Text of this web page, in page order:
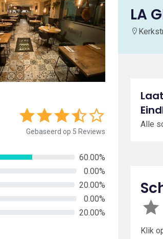
LA
Gebaseerd op 5 Reviews
60.00%
0.00%
20.00%
0.00%
20.00%
Alle
Klik